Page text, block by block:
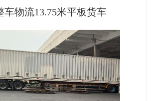
车物流13.75米平板货车